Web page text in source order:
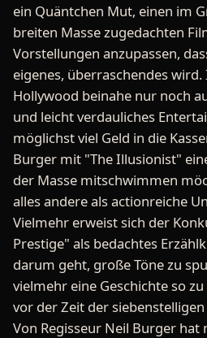
ein Quäntchen Mut, einen im
breiten Masse zugedachten
Vorstellungen anzupassen,
eigenes, überraschendes
Hollywood beinahe nur noch
und leicht verdauliches
möglichst viel Geld in die
Burger mit "The Illusionist"
der Masse mitschwimmen
alles andere als actionreiche
Vielmehr erweist sich der
Prestige" als bedachtes
darum geht, große Töne zu
vielmehr eine Geschichte so
vor der Zeit der
Von Regisseur Neil Burger hat